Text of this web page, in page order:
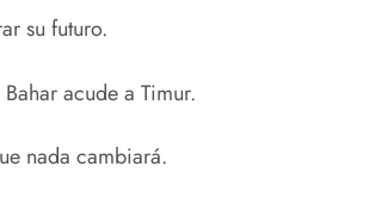
su futuro.
acude a Timur.
nada cambiará.